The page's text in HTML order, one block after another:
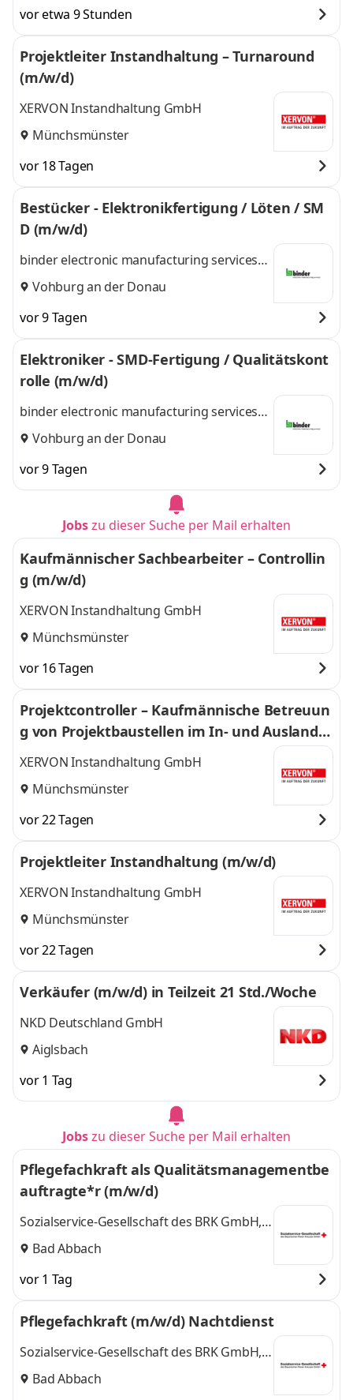
vor etwa 9 Stunden
Projektleiter Instandhaltung – Turnaround
(m/w/d)
XERVON Instandhaltung GmbH
Münchsmünster
vor 18 Tagen
Bestücker - Elektronikfertigung / Löten / SM
D (m/w/d)
binder electronic manufacturing services
GmbH & Co. KG
Vohburg an der Donau
vor 9 Tagen
Elektroniker - SMD-Fertigung / Qualitätskont
rolle (m/w/d)
binder electronic manufacturing services
GmbH & Co. KG
Vohburg an der Donau
vor 9 Tagen
Jobszu dieser Suche per Mail erhalten
Kaufmännischer Sachbearbeiter – Controllin
g (m/w/d)
XERVON Instandhaltung GmbH
Münchsmünster
vor 16 Tagen
Projektcontroller – Kaufmännische Betreuun
g von Projektbaustellen im In- und Ausland
(m/w/d)
XERVON Instandhaltung GmbH
Münchsmünster
vor 22 Tagen
Projektleiter Instandhaltung (m/w/d)
XERVON Instandhaltung GmbH
Münchsmünster
vor 22 Tagen
Verkäufer (m/w/d) in Teilzeit 21 Std./Woche
NKD Deutschland GmbH
Aiglsbach
vor 1 Tag
Jobszu dieser Suche per Mail erhalten
Pflegefachkraft als Qualitätsmanagementbe
auftragte*r (m/w/d)
Sozialservice-Gesellschaft des BRK GmbH,
SeniorenWohnen Bad Abbach
Bad Abbach
vor 1 Tag
Pflegefachkraft (m/w/d) Nachtdienst
Sozialservice-Gesellschaft des BRK GmbH,
SeniorenWohnen Bad Abbach
Bad Abbach